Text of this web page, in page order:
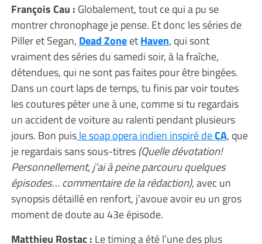
François Cau : Globalement, tout ce qui a pu se
montrer chronophage je pense. Et donc les séries de
Piller et Segan, Dead ZoneetHaven, qui sont
vraiment des séries du samedi soir, à la fraîche,
détendues, qui ne sont pas faites pour être bingées.
Dans un court laps de temps, tu finis par voir toutes
les coutures péter une à une, comme si tu regardais
un accident de voiture au ralenti pendant plusieurs
jours. Bon puisle soap opera indien inspiré deCA, que
je regardais sans sous-titres (Quelle dévotation!
Personnellement, j’ai à peine parcouru quelques
épisodes… commentaire de la rédaction), avec un
synopsis détaillé en renfort, j’avoue avoir eu un gros
moment de doute au 43e épisode.
Matthieu Rostac : Le timing a été l’une des plus